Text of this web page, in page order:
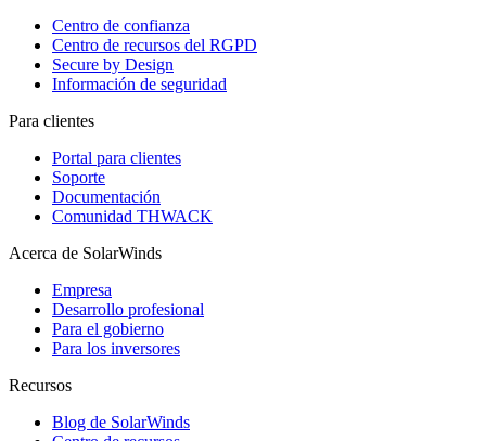
Centro de confianza
Centro de recursos del RGPD
Secure by Design
Información de seguridad
Para clientes
Portal para clientes
Soporte
Documentación
Comunidad THWACK
Acerca de SolarWinds
Empresa
Desarrollo profesional
Para el gobierno
Para los inversores
Recursos
Blog de SolarWinds